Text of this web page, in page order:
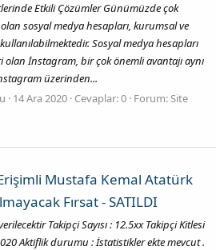
Etkili Çözümler Günümüzde çok
sosyal medya hesapları, kurumsal ve
Sosyal medya hesapları
İnstagram, bir çok önemli avantajı aynı
üzerinden...
14 Ara 2020 Cevaplar: 0 Forum:Site
Mustafa Kemal Atatürk
Fırsat - SATILDI
Takipçi Sayısı : 12.5xx Takipçi Kitlesi
Aktiflik durumu : İstatistikler ekte mevcut .